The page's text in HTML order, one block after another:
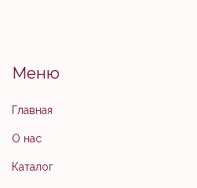
Меню
Главная
О нас
Каталог